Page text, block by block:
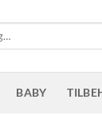
BABY